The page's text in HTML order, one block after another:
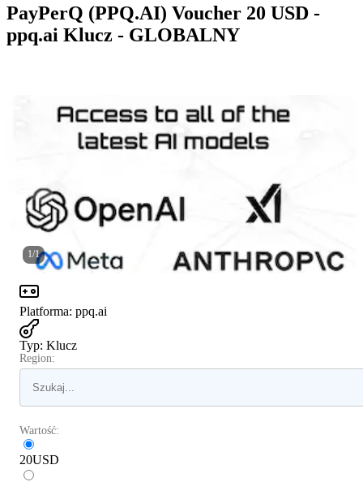
PayPerQ (PPQ.AI) Voucher 20 USD -
ppq.ai Klucz - GLOBALNY
1/1
Platforma: ppq.ai
Typ: Klucz
Region:
Wartość:
20USD